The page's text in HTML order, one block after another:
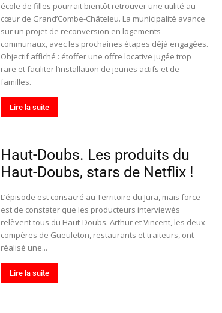
école de filles pourrait bientôt retrouver une utilité au
cœur de Grand’Combe-Châteleu. La municipalité avance
sur un projet de reconversion en logements
communaux, avec les prochaines étapes déjà engagées.
Objectif affiché : étoffer une offre locative jugée trop
rare et faciliter l’installation de jeunes actifs et de
familles.
Lire la suite
Haut-Doubs. Les produits du
Haut-Doubs, stars de Netflix !
L’épisode est consacré au Territoire du Jura, mais force
est de constater que les producteurs interviewés
relèvent tous du Haut-Doubs. Arthur et Vincent, les deux
compères de Gueuleton, restaurants et traiteurs, ont
réalisé une...
Lire la suite